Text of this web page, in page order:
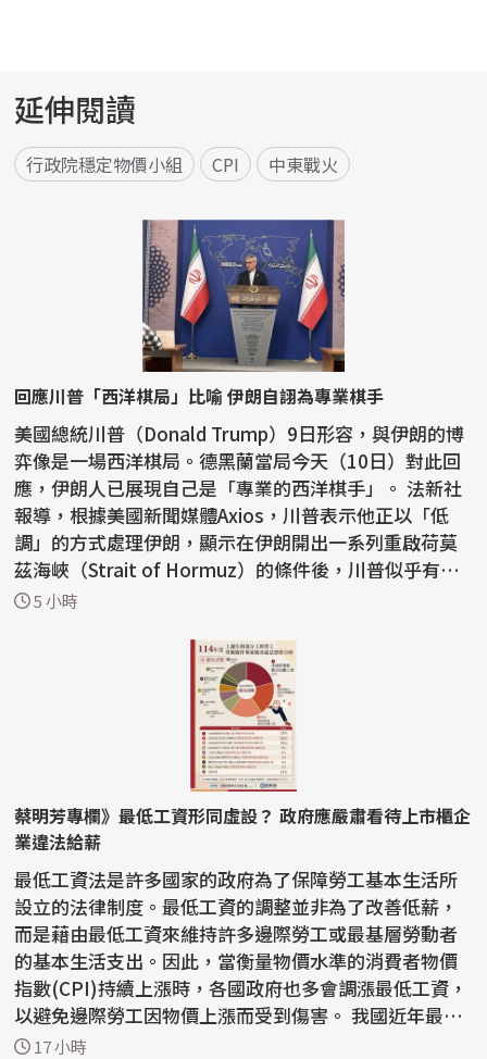
延伸閱讀
行政院穩定物價小組 CPI 中東戰火
回應川普「西洋棋局」比喻 伊朗自詡為專業棋手
美國總統川普（Donald Trump）9日形容，與伊朗的博
弈像是一場西洋棋局。德黑蘭當局今天（10日）對此回
應，伊朗人已展現自己是「專業的西洋棋手」。 法新社
報導，根據美國新聞媒體Axios，川普表示他正以「低
調」的方式處理伊朗，顯示在伊朗開出一系列重啟荷莫
茲海峽（Strait of Hormuz）的條件後，川普似乎有意
取消...
5 小時
蔡明芳專欄》最低工資形同虛設？ 政府應嚴肅看待上市櫃企
業違法給薪
最低工資法是許多國家的政府為了保障勞工基本生活所
設立的法律制度。最低工資的調整並非為了改善低薪，
而是藉由最低工資來維持許多邊際勞工或最基層勞動者
的基本生活支出。因此，當衡量物價水準的消費者物價
指數(CPI)持續上漲時，各國政府也多會調漲最低工資，
以避免邊際勞工因物價上漲而受到傷害。 我國近年最低
工資...
17 小時